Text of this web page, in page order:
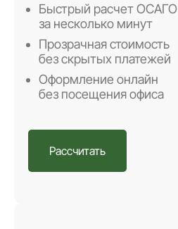
Быстрый расчет ОСАГО
за несколько минут
Прозрачная стоимость
без скрытых платежей
Оформление онлайн
без посещения офиса
Рассчитать